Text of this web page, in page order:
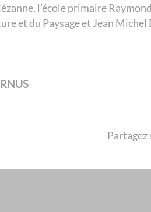
l’école primaire
et du Paysage et Jean Michel
Partagez